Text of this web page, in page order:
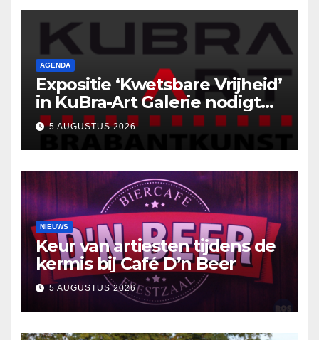
AGENDA
Expositie ‘Kwetsbare Vrijheid’
in KuBra-Art Galerie nodigt
uit tot ontmoeting en
reflectie
5 AUGUSTUS 2026
NIEUWS
Keur van artiesten tijdens de
kermis bij Café D’n Beer
5 AUGUSTUS 2026